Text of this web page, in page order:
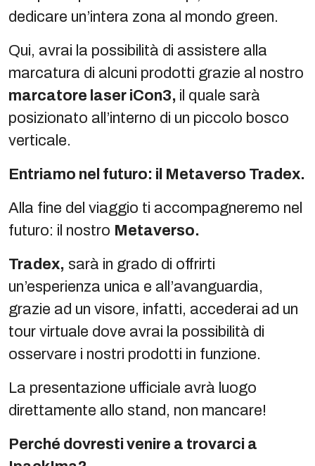
dedicare un’intera zona al mondo green.
Qui, avrai la possibilità di assistere alla
marcatura di alcuni prodotti grazie al nostro
marcatore laser iCon3, il quale sarà
posizionato all’interno di un piccolo bosco
verticale.
Entriamo nel futuro: il Metaverso Tradex.
Alla fine del viaggio ti accompagneremo nel
futuro: il nostro Metaverso.
Tradex, sarà in grado di offrirti
un’esperienza unica e all’avanguardia,
grazie ad un visore, infatti, accederai ad un
tour virtuale dove avrai la possibilità di
osservare i nostri prodotti in funzione.
La presentazione ufficiale avrà luogo
direttamente allo stand, non mancare!
Perché dovresti venire a trovarci a